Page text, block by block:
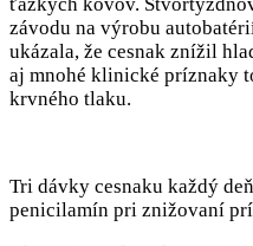
závodu na výrobu
ukázala, že cesnak znížil
aj mnohé klinické príznaky
krvného tlaku.
Tri dávky cesnaku každý
penicilamín pri znižovaní